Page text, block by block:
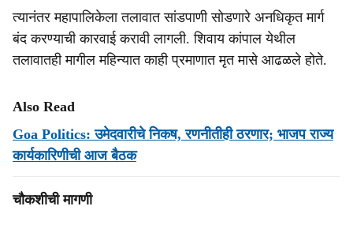
त्यानंतर महापालिकेला तलावात सांडपाणी सोडणारे अनधिकृत मार्ग
बंद करण्याची कारवाई करावी लागली. शिवाय कांपाल येथील
तलावातही मागील महिन्यात काही प्रमाणात मृत मासे आढळले होते.
Also Read
Goa Politics: उमेदवारीचे निकष, रणनीतीही ठरणार; भाजप राज्य
कार्यकारिणीची आज बैठक
चौकशीची मागणी